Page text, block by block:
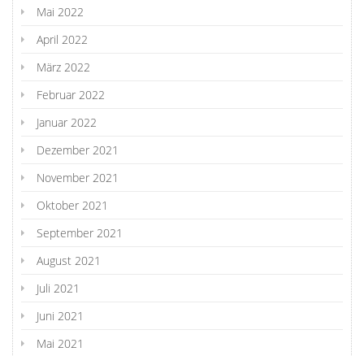
Mai 2022
April 2022
März 2022
Februar 2022
Januar 2022
Dezember 2021
November 2021
Oktober 2021
September 2021
August 2021
Juli 2021
Juni 2021
Mai 2021